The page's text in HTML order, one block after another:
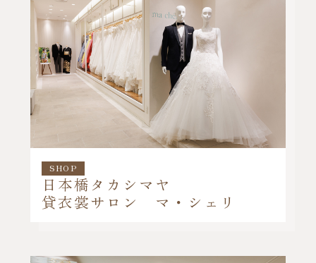
SHOP
日本橋タカシマヤ
貸衣裳サロン マ・シェリ